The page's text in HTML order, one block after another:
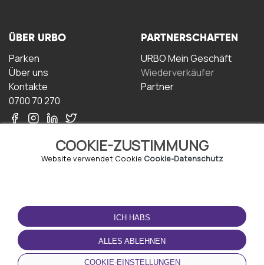
COOKIE-ZUSTIMMUNG
Website verwendet Cookie Cookie-Datenschutz
ICH HABS
ALLES ABLEHNEN
COOKIE-EINSTELLUNGEN
ÜBER URBO
Parken
Über uns
Kontakte
0700 70 270
PARTNERSCHAFTEN
URBO Mein Geschäft
Wiederverkäufer
Partner
NUTZUNGSBEDINGUNGEN
Geschäftsbedingungen
Datenschutz-
Bestimmungen
Cookie-Richtlinie
LADEN SIE DIE APP
HERUNTER